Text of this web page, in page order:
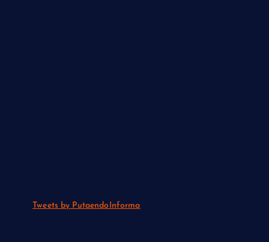
Tweets by PutaendoInforma